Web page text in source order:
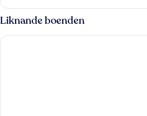
Superior
Liknande boenden
Ayia Marina Suites